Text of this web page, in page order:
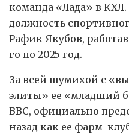
команда «Лада» в КХЛ.
должность
Рафик Якубов,
го по 2025 год.
За всей шумихой с
элиты» ее «младший
ВВС, официально
назад как ее фарм-